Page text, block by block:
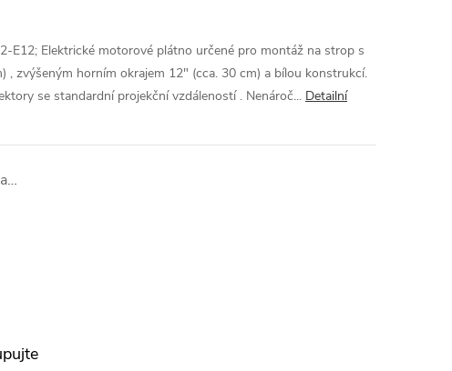
E12; Elektrické motorové plátno určené pro montáž na strop s
, zvýšeným horním okrajem 12" (cca. 30 cm) a bílou konstrukcí.
se standardní projekční vzdáleností . Nenároč... Detailní